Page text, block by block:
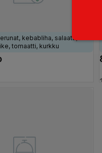
kebabliha, salaatti,
tomaatti, kurkku